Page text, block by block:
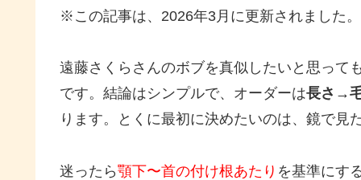
※この記事は、2026年3月に更新されました。
遠藤さくらさんのボブを真似したいと思って
です。結論はシンプルで、オーダーは長さ→
ります。とくに最初に決めたいのは、鏡で見
迷ったら顎下〜首の付け根あたり を基準にす